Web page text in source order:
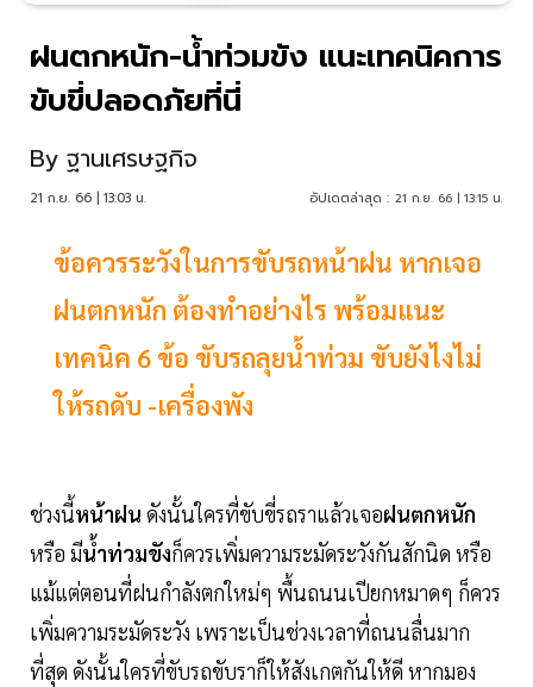
ฝนตกหนัก-น้ำท่วมขัง แนะเทคนิคการ
ขับขี่ปลอดภัยที่นี่
By ฐานเศรษฐกิจ
21 ก.ย. 66 | 13:03 น. อัปเดตล่าสุด : 21 ก.ย. 66 | 13:15 น.
ข้อควรระวังในการขับรถหน้าฝน หากเจอ
ฝนตกหนัก ต้องทำอย่างไร พร้อมแนะ
เทคนิค 6 ข้อ ขับรถลุยน้ำท่วม ขับยังไงไม่
ให้รถดับ -เครื่องพัง
ช่วงนี้หน้าฝน ดังนั้นใครที่ขับขี่รถราแล้วเจอฝนตกหนัก
หรือ มีน้ำท่วมขังก็ควรเพิ่มความระมัดระวังกันสักนิด หรือ
แม้แต่ตอนที่ฝนกำลังตกใหม่ๆ พื้นถนนเปียกหมาดๆ ก็ควร
เพิ่มความระมัดระวัง เพราะเป็นช่วงเวลาที่ถนนลื่นมาก
ที่สุด ดังนั้นใครที่ขับรถขับราก็ให้สังเกตกันให้ดี หากมอง